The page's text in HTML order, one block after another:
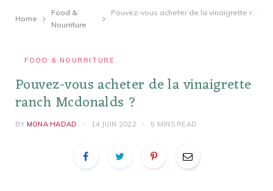
Home
Food &
Nourriture
Pouvez-vous acheter de la vinaigrette ranch Mcdonalds ?
FOOD & NOURRITURE
Pouvez-vous acheter de la vinaigrette
ranch Mcdonalds ?
BY MONA HADAD 14 JUIN 2022 5 MINS READ